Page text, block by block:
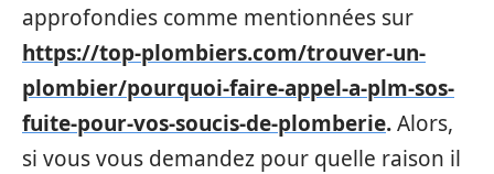
approfondies comme mentionnées sur
https://top-plombiers.com/trouver-un-
plombier/pourquoi-faire-appel-a-plm-sos-
fuite-pour-vos-soucis-de-plomberie.Alors,
si vous vous demandez pour quelle raison il